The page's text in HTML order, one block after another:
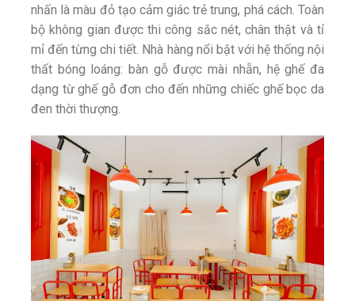
nhấn là màu đỏ tạo cảm giác trẻ trung, phá cách. Toàn
bộ không gian được thi công sắc nét, chân thật và tỉ
mỉ đến từng chi tiết. Nhà hàng nổi bật với hệ thống nội
thất bóng loáng: bàn gỗ được mài nhẵn, hệ ghế đa
dạng từ ghế gỗ đơn cho đến những chiếc ghế bọc da
đen thời thượng.